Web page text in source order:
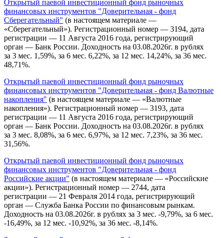
Открытый паевой инвестиционный фонд рыночных
финансовых инструментов "Доверительная - фонд
Сберегательный" (в настоящем материале —
«Сберегательный»). Регистрационный номер — 3194, дата
регистрации — 11 Августа 2016 года, регистрирующий
орган — Банк России. Доходность на 03.08.2026г. в рублях
за 3 мес. 1,59%, за 6 мес. 6,22%, за 12 мес. 14,24%, за 36 мес.
48,71%.
Открытый паевой инвестиционный фонд рыночных
финансовых инструментов "Доверительная - фонд Валютные
накопления" (в настоящем материале — «Валютные
накопления»). Регистрационный номер — 3193, дата
регистрации — 11 Августа 2016 года, регистрирующий
орган — Банк России. Доходность на 03.08.2026г. в рублях
за 3 мес. 8,08%, за 6 мес. 6,97%, за 12 мес. 7,23%, за 36 мес.
31,56%.
Открытый паевой инвестиционный фонд рыночных
финансовых инструментов "Доверительная - фонд
Российские акции" (в настоящем материале — «Российские
акции»). Регистрационный номер — 2744, дата
регистрации — 21 Февраля 2014 года, регистрирующий
орган — Служба Банка России по финансовым рынкам.
Доходность на 03.08.2026г. в рублях за 3 мес. -9,79%, за 6 мес.
-16,49%, за 12 мес. -10,92%, за 36 мес. -8,14%.